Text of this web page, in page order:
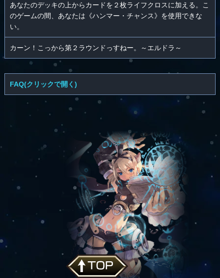
あなたのデッキの上からカードを２枚ライフクロスに加える。こ
のゲームの間、あなたは《ハンマー・チャンス》を使用できな
い。
カーン！こっから第２ラウンドっすねー。～エルドラ～
FAQ(クリックで開く)